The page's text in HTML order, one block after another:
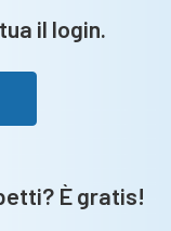
informazioni
gli
il login.
È gratis!